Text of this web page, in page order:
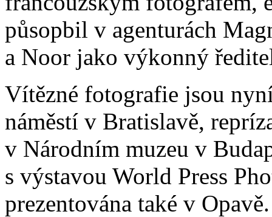
půsopbil v agenturách
a Noor jako výkonný
Vítězné fotografie jsou
náměstí v Bratislavě,
v Národním muzeu v
s výstavou World Press
prezentována také v Opavě.